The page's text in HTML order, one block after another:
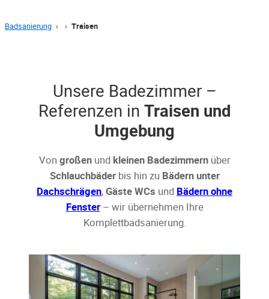
Badsanierung › › Traisen
Unsere Badezimmer –
Referenzen in Traisen und
Umgebung
Von großenund kleinen Badezimmernüber
Schlauchbäderbis hin zu Bädern unter
Dachschrägen,Gäste WCs und Bädern ohne
Fenster– wir übernehmen Ihre
Komplettbadsanierung.